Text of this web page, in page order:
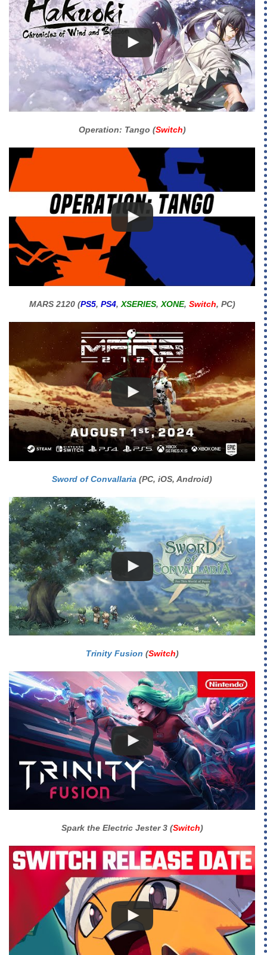
Operation: Tango (Switch)
MARS 2120 (PS5, PS4,XSERIES,XONE, Switch, PC)
Sword of Convallaria (PC, iOS, Android)
Trinity Fusion (Switch)
Spark the Electric Jester 3 (Switch)